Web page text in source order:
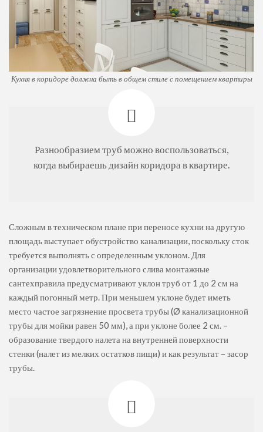
Кухня в коридоре должна быть в общем стиле с помещением квартиры
Разнообразием труб можно воспользоваться,
когда выбираешь дизайн коридора в квартире.
Сложным в техническом плане при переносе кухни на другую
площадь выступает обустройство канализации, поскольку сток
требуется выполнять с определенным уклоном. Для
организации удовлетворительного слива монтажные
сантехправила предусматривают уклон труб от 1 до 2 см на
каждый погонный метр. При меньшем уклоне будет иметь
место частое загрязнение просвета трубы (Ø канализационной
трубы для мойки равен 50 мм), а при уклоне более 2 см. –
образование твердого налета на внутренней поверхности
стенки (налет из мелких остатков пищи) и как результат – засор
трубы.